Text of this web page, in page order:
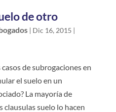
de otro
| Dic 16, 2015 |
de subrogaciones en
el suelo en un
La mayoría de
clausulas suelo lo hacen